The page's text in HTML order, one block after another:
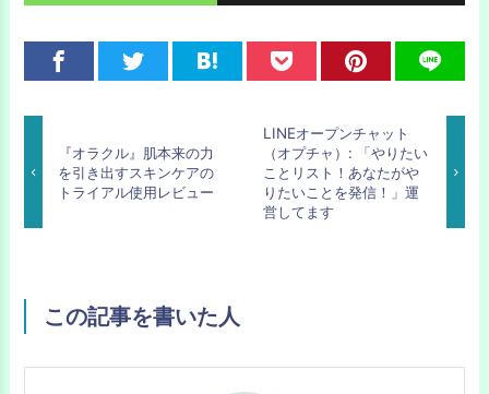
『オラクル』肌本来の力
を引き出すスキンケアの
トライアル使用レビュー
LINEオープンチャット
（オプチャ）: 「やりたい
ことリスト！あなたがや
りたいことを発信！」運
営してます
この記事を書いた人